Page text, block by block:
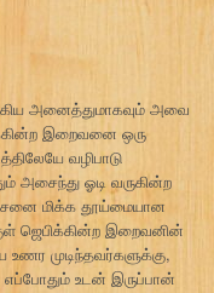
அனைத்துமாகவும் அவை
இறைவனை ஒரு
வழிபாடு
அசைந்து ஓடி வருகின்ற
மிக்க தூய்மையான
ஜெபிக்கின்ற இறைவனின்
முடிந்தவர்களுக்கு,
உடன் இருப்பான்